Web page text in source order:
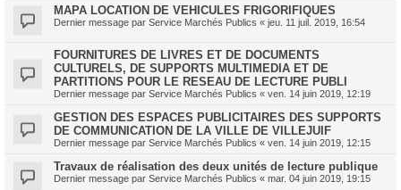
MAPA LOCATION DE VEHICULES FRIGORIFIQUES
Dernier message par Service Marchés Publics « jeu. 11 juil. 2019, 16:54
FOURNITURES DE LIVRES ET DE DOCUMENTS
CULTURELS, DE SUPPORTS MULTIMEDIA ET DE
PARTITIONS POUR LE RESEAU DE LECTURE PUBLI
Dernier message par Service Marchés Publics « ven. 14 juin 2019, 12:19
GESTION DES ESPACES PUBLICITAIRES DES SUPPORTS
DE COMMUNICATION DE LA VILLE DE VILLEJUIF
Dernier message par Service Marchés Publics « ven. 14 juin 2019, 12:15
Travaux de réalisation des deux unités de lecture publique
Dernier message par Service Marchés Publics « mar. 04 juin 2019, 19:15